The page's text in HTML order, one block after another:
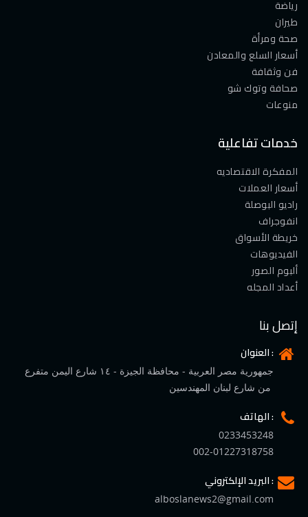
رياضة
طيران
صحة ومرأة
أسعار السلع والمعادن
فن وثقافة
صحافة وتوك شو
منوعات
خدمات تفاعلية
المفكرة الاقتصاديه
أسعار العملات
راديو البوصلة
انفوجراف
خريطة الأسواق
الفيديوهات
ألبوم الصور
أعداد المجله
إتصل بنا
العنوان :
جمهورية مصر العربية - محافظة الجيزة - ١٤ شارع اليمن متفرع
الهاتف :
0233453248
002-01227318758
البريد الإلكتروني :
alboslanews2@gmail.com